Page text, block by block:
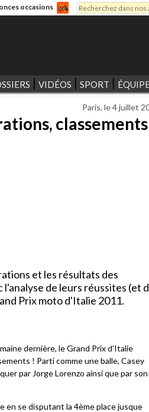
occasions
Formulaire de
Rechercher
VIDÉOS SPORT
Paris, le4 juillet
classements
et les résultats des
de leurs réussites (et
Prix moto d'Italie 2011.
dernière, le Grand Prix d'Italie
! Parti comme une balle, Casey
par Jorge Lorenzo ainsi que par son
en se disputant la 4ème place jusque